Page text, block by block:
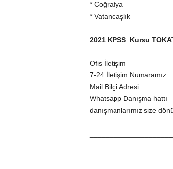
* Coğrafya
* Vatandaşlık
2021 KPSS Kursu
Ofis
7-24 İletişim
Mail Bilgi Adresi
Whatsapp Danışma hattı
danışmanlarımız size